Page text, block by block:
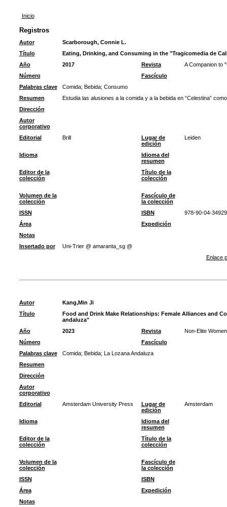
Inicio
Registros
Autor
Scarborough, Connie L.
Título
Eating, Drinking, and Consuming in the "Tragicomedia de
Año
2017 Revista
A Companion to
Número
Fascículo
Palabras clave
Comida; Bebida; Consumo
Resumen
Estudia las alusiones a la comida y a la bebida en “Celestina”
Dirección
Autor
corporativo
Editorial
Brill
Lugar de
edición
Leiden
Idioma
Idioma del
resumen
Editor de la
colección
Título de la
colección
Volumen de la
colección
Fascículo de
la colección
ISSN
ISBN
978-90-04-
Área
Expedición
Notas
Insertado por
Uni-Trier @ amaranta_sg @
Enlace
Autor
Kang,Min Ji
Título
Food and Drink Make Relationships: Female Alliances and
andaluza"
Año
2023 Revista
Non-Elite
Número
Fascículo
Palabras clave
Comida; Bebida; La Lozana Andaluza
Resumen
Dirección
Autor
corporativo
Editorial
Amsterdam University Press
Lugar de
edición
Amsterdam
Idioma
Idioma del
resumen
Editor de la
colección
Título de la
colección
Volumen de la
colección
Fascículo de
la colección
ISSN
ISBN
Área
Expedición
Notas